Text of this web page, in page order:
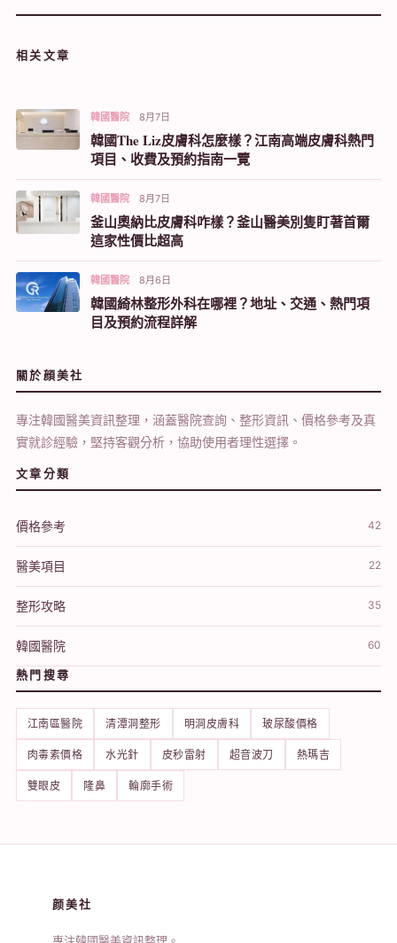
相关文章
韓國醫院 8月7日
韓國The Liz皮膚科怎麼樣？江南高端皮膚科熱門
項目、收費及預約指南一覽
韓國醫院 8月7日
釜山奧納比皮膚科咋樣？釜山醫美別隻盯著首爾
這家性價比超高
韓國醫院 8月6日
韓國綺林整形外科在哪裡？地址、交通、熱門項
目及預約流程詳解
關於顔美社
專注韓國醫美資訊整理，涵蓋醫院查詢、整形資訊、價格參考及真
實就診經驗，堅持客觀分析，協助使用者理性選擇。
文章分類
價格參考 42
醫美項目 22
整形攻略 35
韓國醫院 60
熱門搜尋
江南區醫院 清潭洞整形 明洞皮膚科 玻尿酸價格
肉毒素價格 水光針 皮秒雷射 超音波刀 熱瑪吉
雙眼皮 隆鼻 輪廓手術
颜美社